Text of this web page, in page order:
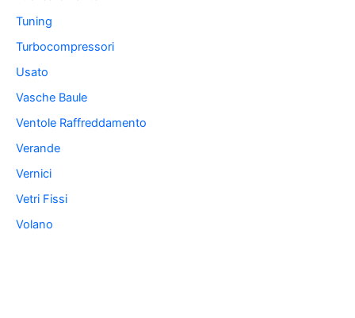
Tuning
Turbocompressori
Usato
Vasche Baule
Ventole Raffreddamento
Verande
Vernici
Vetri Fissi
Volano